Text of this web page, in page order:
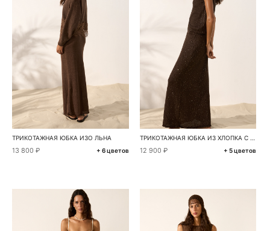
ТРИКОТАЖНАЯ ЮБКА ИЗО ЛЬНА
13 800 ₽ + 6 цветов
ТРИКОТАЖНАЯ ЮБКА ИЗ ХЛОПКА С ПАЙЕТКАМИ
12 900 ₽ + 5 цветов